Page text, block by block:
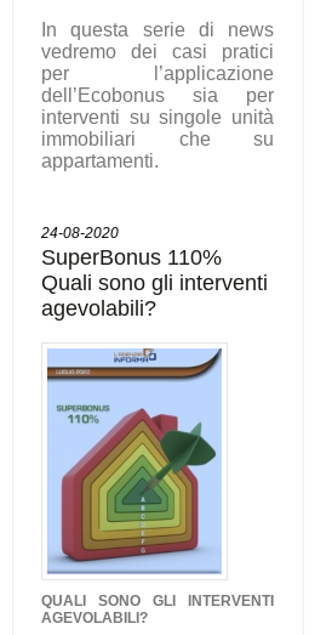
In questa serie di news
vedremo dei casi pratici
per l’applicazione
dell’Ecobonus sia per
interventi su singole unità
immobiliari che su
appartamenti.
24-08-2020
SuperBonus 110%
Quali sono gli interventi
agevolabili?
QUALI SONO GLI
INTERVENTI
AGEVOLABILI?